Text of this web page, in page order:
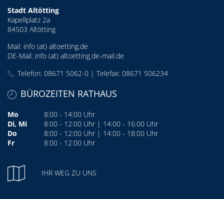
Stadt Altötting
Kapellplatz 2a
84503 Altötting
Mail: info (at) altoetting.de
DE-Mail: info (at) altoetting.de-mail.de
Telefon: 08671 5062-0 | Telefax: 08671 506234
BÜROZEITEN RATHAUS
Mo
8:00 - 14:00 Uhr
Di, Mi
8:00 - 12:00 Uhr | 14:00 - 16:00 Uhr
Do
8:00 - 12:00 Uhr | 14:00 - 18:00 Uhr
Fr
8:00 - 12:00 Uhr
IHR WEG ZU UNS